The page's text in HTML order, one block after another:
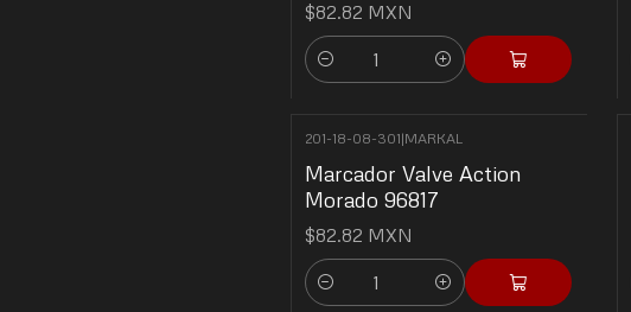
$82.82 MXN
Cantidad
201-18-08-301|MARKAL
Marcador Valve Action
Morado 96817
$82.82 MXN
Cantidad